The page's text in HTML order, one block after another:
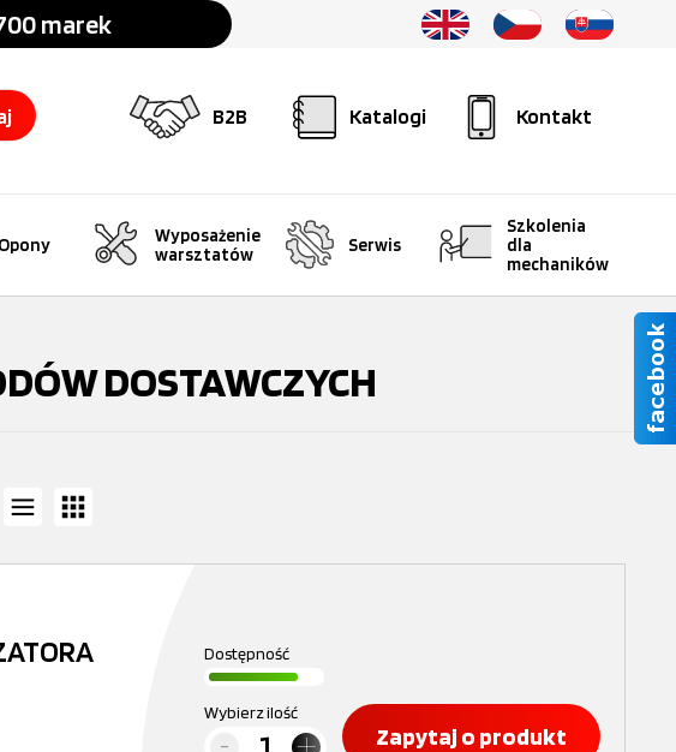
marek
B2B Katalogi Kontakt
Opony
Wyposażenie
warsztatów
Serwis
Szkolenia
dla
mechaników
DOSTAWCZYCH
Dostępność
Wybierz ilość
Zapytaj o produkt